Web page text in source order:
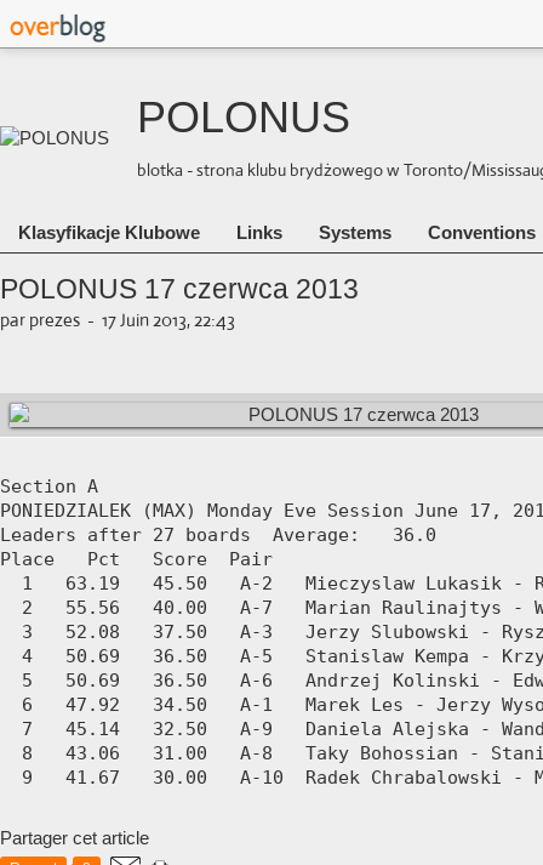
POLONUS
blotka - strona klubu brydżowego w Toronto/
Klasyfikacje Klubowe Links Systems Conventions
POLONUS 17 czerwca 2013
par prezes - 17 Juin 2013, 22:43
Section A
PONIEDZIALEK (MAX) Monday Eve Session June 17,
Leaders after 27 boards  Average:   36.0
Place   Pct   Score  Pair
1   63.19   45.50   A-2   Mieczyslaw Lukasik -
2   55.56   40.00   A-7   Marian Raulinajtys -
3   52.08   37.50   A-3   Jerzy Slubowski -
4   50.69   36.50   A-5   Stanislaw Kempa -
5   50.69   36.50   A-6   Andrzej Kolinski -
6   47.92   34.50   A-1   Marek Les - Jerzy
7   45.14   32.50   A-9   Daniela Alejska -
8   43.06   31.00   A-8   Taky Bohossian -
9   41.67   30.00   A-10  Radek Chrabalowski -
Partager cet article